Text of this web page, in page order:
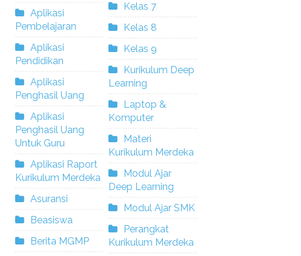
Aplikasi
Pembelajaran
Aplikasi
Pendidikan
Aplikasi
Penghasil Uang
Aplikasi
Penghasil Uang
Untuk Guru
Aplikasi Raport
Kurikulum Merdeka
Asuransi
Beasiswa
Berita MGMP
Kelas 7
Kelas 8
Kelas 9
Kurikulum Deep
Learning
Laptop &
Komputer
Materi
Kurikulum Merdeka
Modul Ajar
Deep Learning
Modul Ajar SMK
Perangkat
Kurikulum Merdeka